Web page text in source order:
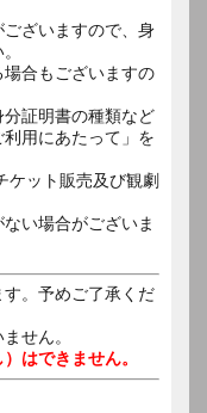
ざいますので、身
合もございますの
証明書の種類など
用にあたって」を
ット販売及び観劇
い場合がございま
す。予めご了承くだ
せん。
はできません。